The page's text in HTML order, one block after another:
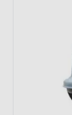
Promiennik
do
w
do
do